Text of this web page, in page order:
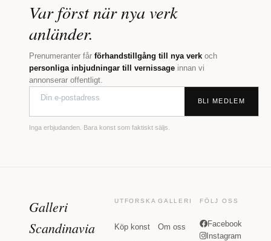
Var först när nya verk
anländer.
Prenumeranter får förhandstillgång till nya verk och
personliga inbjudningar till vernissage innan vi
annonserar offentligt.
BLI MEDLEM
Inga erbjudanden. Bara konst som faktiskt säljs.
Galleri
Scandinavia
UTFORSKA
Köp konst
GALLERI
Om oss
FÖLJ OSS
Facebook
Instagram